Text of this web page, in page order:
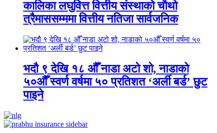
कालिका लघुवित्त वित्तीय संस्थाको चौथो
त्रैमाससम्ममा वित्तीय नतिजा सार्वजनिक
भदौ ९ देखि १८ औँ नाडा अटो शो, नाडाको
५०औँ स्वर्ण वर्षमा ५० प्रतिशत ‘अर्ली बर्ड’ छुट
पाइने